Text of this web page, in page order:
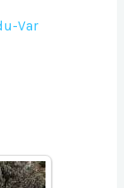
Var